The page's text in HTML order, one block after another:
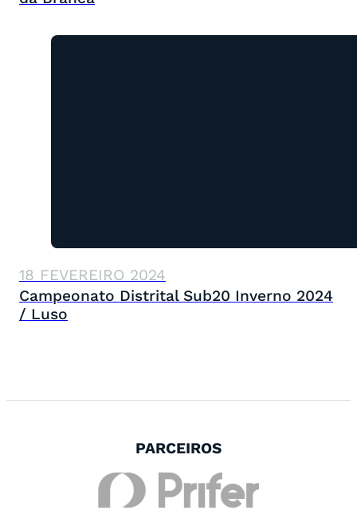
18 FEVEREIRO 2024
Campeonato Distrital Sub20 Inverno 2024
/ Luso
PARCEIROS